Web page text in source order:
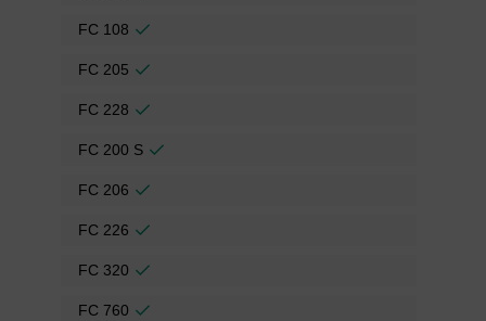
FC 108
FC 205
FC 228
FC 200 S
FC 206
FC 226
FC 320
FC 760